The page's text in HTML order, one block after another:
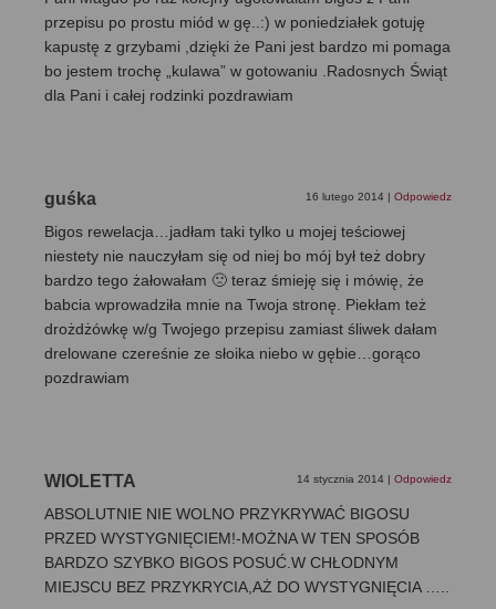
przepisu po prostu miód w gę..:) w poniedziałek gotuję
kapustę z grzybami ,dzięki że Pani jest bardzo mi pomaga
bo jestem trochę „kulawa” w gotowaniu .Radosnych Świąt
dla Pani i całej rodzinki pozdrawiam
guśka 16 lutego 2014 | Odpowiedz
Bigos rewelacja…jadłam taki tylko u mojej teściowej
niestety nie nauczyłam się od niej bo mój był też dobry
bardzo tego żałowałam 🙁 teraz śmieję się i mówię, że
babcia wprowadziła mnie na Twoja stronę. Piekłam też
drożdżówkę w/g Twojego przepisu zamiast śliwek dałam
drelowane czereśnie ze słoika niebo w gębie…gorąco
pozdrawiam
WIOLETTA 14 stycznia 2014 | Odpowiedz
ABSOLUTNIE NIE WOLNO PRZYKRYWAĆ BIGOSU
PRZED WYSTYGNIĘCIEM!-MOŻNA W TEN SPOSÓB
BARDZO SZYBKO BIGOS POSUĆ.W CHŁODNYM
MIEJSCU BEZ PRZYKRYCIA,AŻ DO WYSTYGNIĘCIA …..